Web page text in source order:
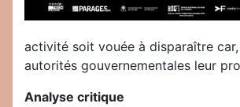
activité soit vouée à disparaître
autorités gouvernementales leur
Analyse critique